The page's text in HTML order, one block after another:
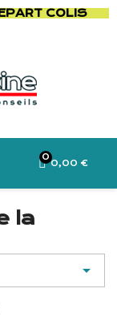
COLIS
0,00 €
la
